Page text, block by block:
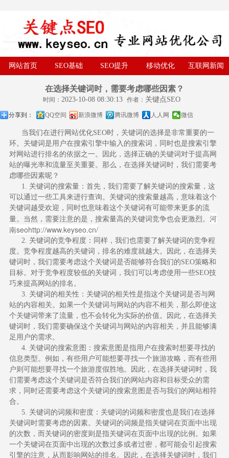
网站首页 SEO基础 SEO提升 移动优化 互联网新闻
在选择关键词时，需要考虑哪些因素？
时间： 2023-10-08 08:30:13 作者： 关键点SEO
分享到： QQ空间 新浪微博 腾讯微博 人人网 微信
当我们在进行网站优化SEO时，关键词的选择是非常重要的一
环。关键词是用户在搜索引擎中输入的搜索词，同时也是搜索引擎
对网站进行排名的依据之一。因此，选择正确的关键词对于提高网
站的曝光率和流量至关重要。那么，在选择关键词时，我们需要考
虑哪些因素呢？
1. 关键词的搜索量：首先，我们需要了解关键词的搜索量，这
可以通过一些工具来进行查询。关键词的搜索量越高，意味着这个
关键词越受欢迎，同时也意味着这个关键词有可能带来更多的流
量。当然，需要注意的是，搜索量高的关键词竞争也会更激烈。 河
南seohttp://www.keyseo.cn/
2. 关键词的竞争程度：同样，我们也需要了解关键词的竞争程
度。竞争程度越高的关键词，排名的难度就越大。因此，在选择关
键词时，我们需要考虑这个关键词是否能够符合我们的SEO策略和
目标。对于竞争程度较低的关键词，我们可以考虑使用一些SEO技
巧来提高网站的排名。
3. 关键词的相关性：关键词的相关性是指这个关键词是否与网
站的内容相关。如果一个关键词与网站的内容不相关，那么即使这
个关键词带来了流量，也不会转化为实际的价值。因此，在选择关
键词时，我们需要确保这个关键词与网站的内容相关，并且能够满
足用户的需求。
4. 关键词的搜索意图：搜索意图是指用户在搜索时想要寻找的
信息类型。例如，有些用户可能想要寻找一个旅游攻略，而有些用
户则可能想要寻找一个旅游度假胜地。因此，在选择关键词时，我
们需要考虑这个关键词是否符合我们的网站内容和目标受众的需
求，同时还需要考虑这个关键词的搜索意图是否与我们的网站相符
合。
5. 关键词的词频和密度：关键词的词频和密度也是我们在选择
关键词时需要考虑的因素。关键词的词频是指关键词在页面中出现
的次数，而关键词的密度则是指关键词在页面中出现的比例。如果
一个关键词在页面中出现的次数过多或者过密，都可能会引起搜索
引擎的注意，从而影响网站的排名。因此，在选择关键词时，我们